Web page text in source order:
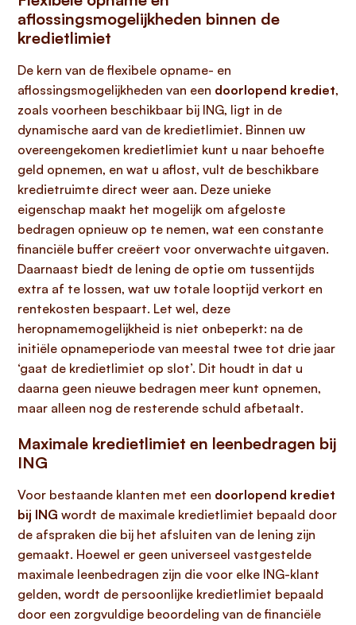
aflossingsmogelijkheden binnen de
kredietlimiet
De kern van de flexibele opname- en
aflossingsmogelijkheden van een doorlopend krediet,
zoals voorheen beschikbaar bij ING, ligt in de
dynamische aard van de kredietlimiet. Binnen uw
overeengekomen kredietlimiet kunt u naar behoefte
geld opnemen, en wat u aflost, vult de beschikbare
kredietruimte direct weer aan. Deze unieke
eigenschap maakt het mogelijk om afgeloste
bedragen opnieuw op te nemen, wat een constante
financiële buffer creëert voor onverwachte uitgaven.
Daarnaast biedt de lening de optie om tussentijds
extra af te lossen, wat uw totale looptijd verkort en
rentekosten bespaart. Let wel, deze
heropnamemogelijkheid is niet onbeperkt: na de
initiële opnameperiode van meestal twee tot drie jaar
‘gaat de kredietlimiet op slot’. Dit houdt in dat u
daarna geen nieuwe bedragen meer kunt opnemen,
maar alleen nog de resterende schuld afbetaalt.
Maximale kredietlimiet en leenbedragen bij
ING
Voor bestaande klanten met een doorlopend krediet
bij ING wordt de maximale kredietlimiet bepaald door
de afspraken die bij het afsluiten van de lening zijn
gemaakt. Hoewel er geen universeel vastgestelde
maximale leenbedragen zijn die voor elke ING-klant
gelden, wordt de persoonlijke kredietlimiet bepaald
door een zorgvuldige beoordeling van de financiële